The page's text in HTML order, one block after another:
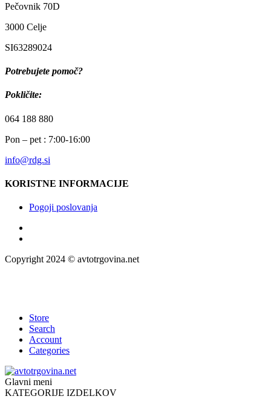
Pečovnik 70D
3000 Celje
SI63289024
Potrebujete pomoč?
Pokličite:
064 188 880
Pon – pet : 7:00-16:00
info@rdg.si
KORISTNE INFORMACIJE
Pogoji poslovanja
Copyright 2024 © avtotrgovina.net
Store
Search
Account
Categories
Glavni meni
KATEGORIJE IZDELKOV